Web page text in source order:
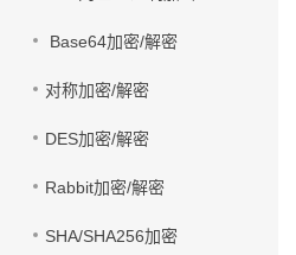
Base64加密/解密
对称加密/解密
DES加密/解密
Rabbit加密/解密
SHA/SHA256加密